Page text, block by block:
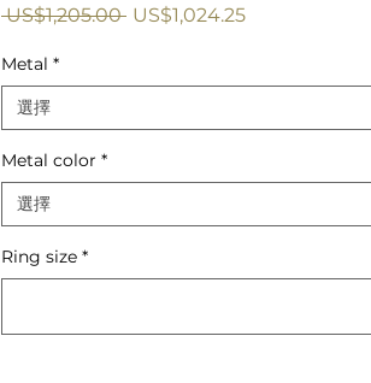
US$1,205.00 一
格
US$1,024.25促
格
Metal *
選擇
Metal color *
選擇
Ring size *